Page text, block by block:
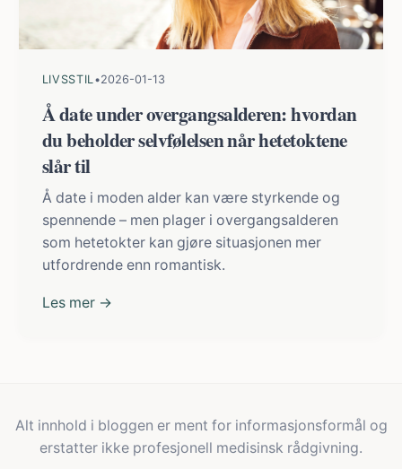
LIVSSTIL•2026-01-13
Å date under overgangsalderen: hvordan
du beholder selvfølelsen når hetetoktene
slår til
Å date i moden alder kan være styrkende og
spennende – men plager i overgangsalderen
som hetetokter kan gjøre situasjonen mer
utfordrende enn romantisk.
Les mer →
Alt innhold i bloggen er ment for informasjonsformål og
erstatter ikke profesjonell medisinsk rådgivning.